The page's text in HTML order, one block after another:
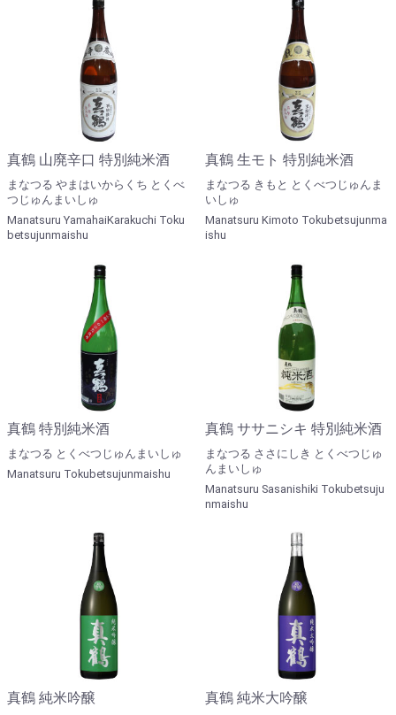
真鶴 山廃辛口 特別純米酒
まなつる やまはいからくち とくべ
つじゅんまいしゅ
Manatsuru YamahaiKarakuchi Toku
betsujunmaishu
真鶴 生モト 特別純米酒
まなつる きもと とくべつじゅんま
いしゅ
Manatsuru Kimoto Tokubetsujunma
ishu
真鶴 特別純米酒
まなつる とくべつじゅんまいしゅ
Manatsuru Tokubetsujunmaishu
真鶴 ササニシキ 特別純米酒
まなつる ささにしき とくべつじゅ
んまいしゅ
Manatsuru Sasanishiki Tokubetsuju
nmaishu
真鶴 純米吟醸 真鶴 純米大吟醸